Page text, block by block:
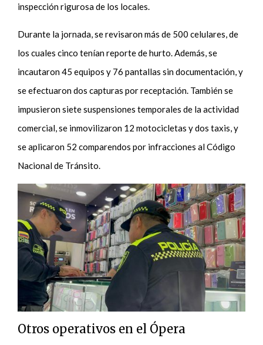
inspección rigurosa de los locales.
Durante la jornada, se revisaron más de 500 celulares, de
los cuales cinco tenían reporte de hurto. Además, se
incautaron 45 equipos y 76 pantallas sin documentación, y
se efectuaron dos capturas por receptación. También se
impusieron siete suspensiones temporales de la actividad
comercial, se inmovilizaron 12 motocicletas y dos taxis, y
se aplicaron 52 comparendos por infracciones al Código
Nacional de Tránsito.
Otros operativos en el Ópera